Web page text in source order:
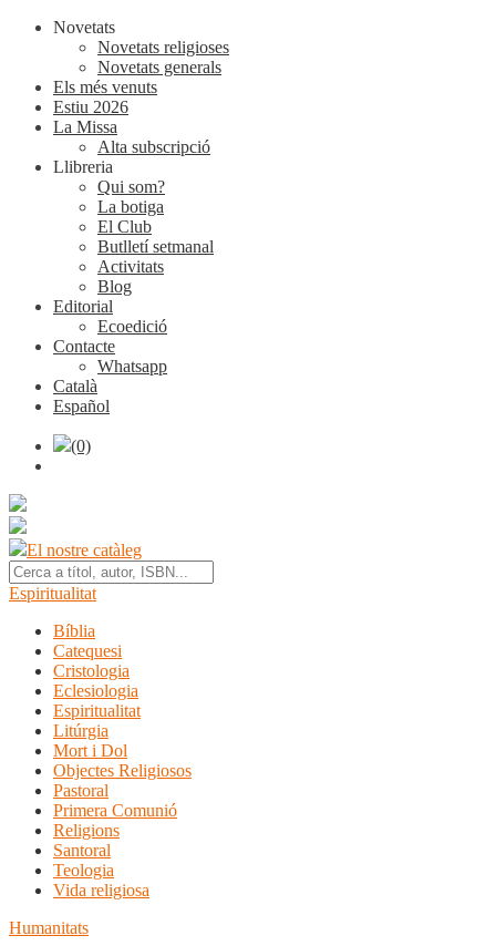
Novetats
Novetats religioses
Novetats generals
Els més venuts
Estiu 2026
La Missa
Alta subscripció
Llibreria
Qui som?
La botiga
El Club
Butlletí setmanal
Activitats
Blog
Editorial
Ecoedició
Contacte
Whatsapp
Català
Español
(0)
El nostre catàleg
Espiritualitat
Bíblia
Catequesi
Cristologia
Eclesiologia
Espiritualitat
Litúrgia
Mort i Dol
Objectes Religiosos
Pastoral
Primera Comunió
Religions
Santoral
Teologia
Vida religiosa
Humanitats